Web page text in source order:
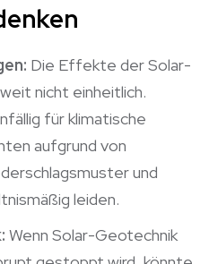
Die Effekte der Solar-
nicht einheitlich.
für klimatische
aufgrund von
und
leiden.
Wenn Solar-Geotechnik